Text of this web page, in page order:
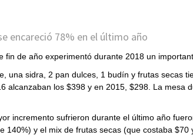
encareció 78% en el último año
fin de año experimentó durante 2018 un
una sidra, 2 pan dulces, 1 budín y frutas secas
alcanzaban los $398 y en 2015, $298. La mesa
incremento sufrieron durante el último año
140%) y el mix de frutas secas (que costaba